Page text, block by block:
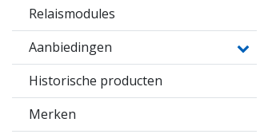
Relaismodules
Aanbiedingen
Historische producten
Merken